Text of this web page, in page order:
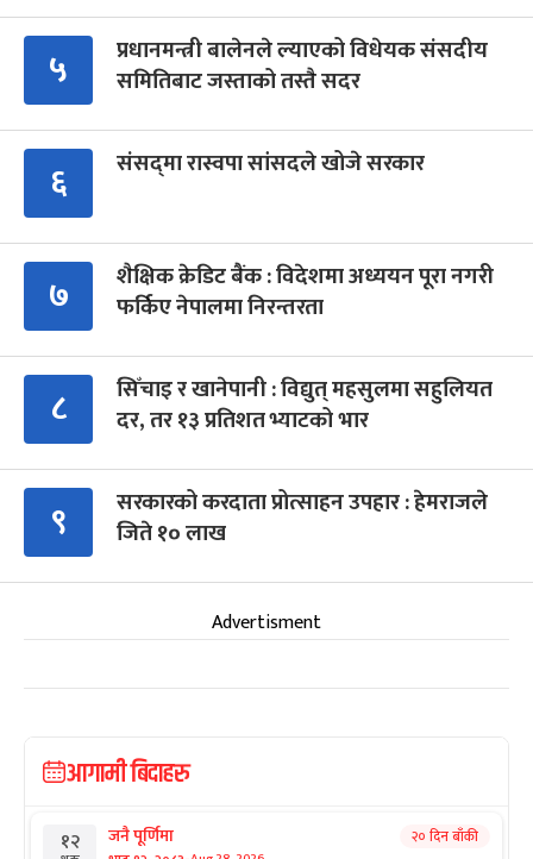
५
प्रधानमन्त्री बालेनले ल्याएको विधेयक संसदीय
समितिबाट जस्ताको तस्तै सदर
६ संसद्‍मा रास्वपा सांसदले खोजे सरकार
७
शैक्षिक क्रेडिट बैंक : विदेशमा अध्ययन पूरा नगरी
फर्किए नेपालमा निरन्तरता
८
सिँचाइ र खानेपानी : विद्युत् महसुलमा सहुलियत
दर, तर १३ प्रतिशत भ्याटको भार
९
सरकारको करदाता प्रोत्साहन उपहार : हेमराजले
जिते १० लाख
Advertisment
आगामी बिदाहरु
१२ जनै पूर्णिमा २० दिन बाँकी